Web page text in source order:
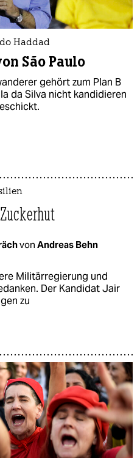
Haddad
São Paulo
gehört zum Plan B
da Silva nicht kandidieren
von Andreas Behn
Militärregierung und
Der Kandidat Jair
zu